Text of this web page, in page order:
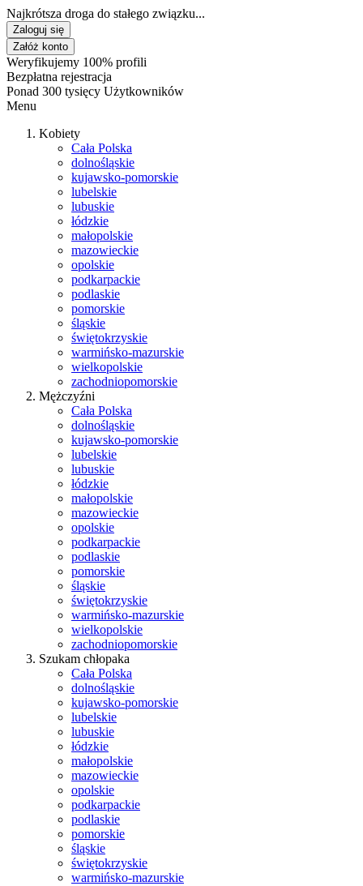
Najkrótsza droga do stałego związku...
Zaloguj się
Załóż konto
Weryfikujemy 100% profili
Bezpłatna rejestracja
Ponad 300 tysięcy Użytkowników
Menu
Kobiety
Cała Polska
dolnośląskie
kujawsko-pomorskie
lubelskie
lubuskie
łódzkie
małopolskie
mazowieckie
opolskie
podkarpackie
podlaskie
pomorskie
śląskie
świętokrzyskie
warmińsko-mazurskie
wielkopolskie
zachodniopomorskie
Mężczyźni
Cała Polska
dolnośląskie
kujawsko-pomorskie
lubelskie
lubuskie
łódzkie
małopolskie
mazowieckie
opolskie
podkarpackie
podlaskie
pomorskie
śląskie
świętokrzyskie
warmińsko-mazurskie
wielkopolskie
zachodniopomorskie
Szukam chłopaka
Cała Polska
dolnośląskie
kujawsko-pomorskie
lubelskie
lubuskie
łódzkie
małopolskie
mazowieckie
opolskie
podkarpackie
podlaskie
pomorskie
śląskie
świętokrzyskie
warmińsko-mazurskie